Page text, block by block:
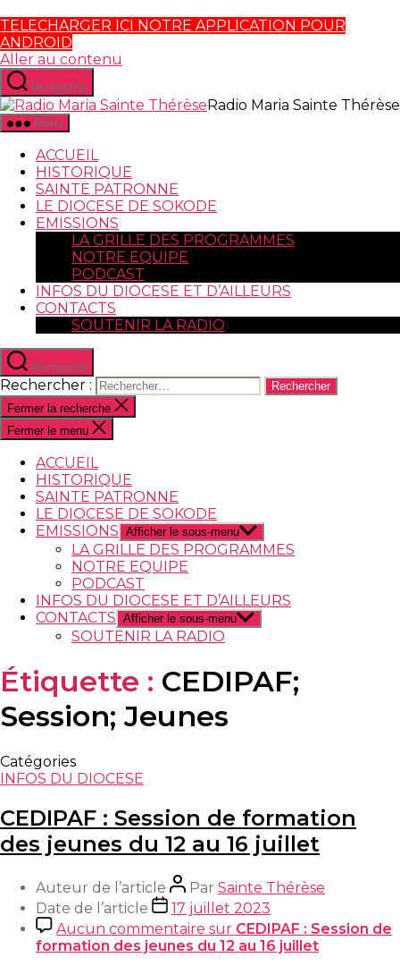
TELECHARGER ICI NOTRE APPLICATION POUR
ANDROID
Aller au contenu
Recherche
Radio Maria Sainte Thérèse
Menu
ACCUEIL
HISTORIQUE
SAINTE PATRONNE
LE DIOCESE DE SOKODE
EMISSIONS
LA GRILLE DES PROGRAMMES
NOTRE EQUIPE
PODCAST
INFOS DU DIOCESE ET D’AILLEURS
CONTACTS
SOUTENIR LA RADIO
Recherche
Rechercher :
Fermer la recherche
Fermer le menu
ACCUEIL
HISTORIQUE
SAINTE PATRONNE
LE DIOCESE DE SOKODE
EMISSIONS Afficher le sous-menu
LA GRILLE DES PROGRAMMES
NOTRE EQUIPE
PODCAST
INFOS DU DIOCESE ET D’AILLEURS
CONTACTS Afficher le sous-menu
SOUTENIR LA RADIO
Étiquette : CEDIPAF;
Session; Jeunes
Catégories
INFOS DU DIOCESE
CEDIPAF : Session de formation
des jeunes du 12 au 16 juillet
Auteur de l’article Par Sainte Thérèse
Date de l’article
17 juillet 2023
Aucun commentaire sur CEDIPAF : Session de
formation des jeunes du 12 au 16 juillet